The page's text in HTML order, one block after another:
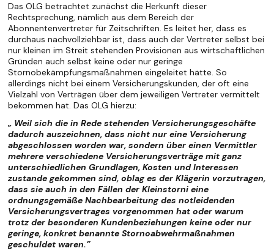
Das OLG betrachtet zunächst die Herkunft dieser
Rechtsprechung, nämlich aus dem Bereich der
Abonnentenvertreter für Zeitschriften. Es leitet her, dass es
durchaus nachvollziehbar ist, dass auch der Vertreter selbst bei
nur kleinen im Streit stehenden Provisionen aus wirtschaftlichen
Gründen auch selbst keine oder nur geringe
Stornobekämpfungsmaßnahmen eingeleitet hätte. So
allerdings nicht bei einem Versicherungskunden, der oft eine
Vielzahl von Verträgen über dem jeweiligen Vertreter vermittelt
bekommen hat. Das OLG hierzu:
„ Weil sich die in Rede stehenden Versicherungsgeschäfte
dadurch auszeichnen, dass nicht nur eine Versicherung
abgeschlossen worden war, sondern über einen Vermittler
mehrere verschiedene Versicherungsverträge mit ganz
unterschiedlichen Grundlagen, Kosten und Interessen
zustande gekommen sind, oblag es der Klägerin vorzutragen,
dass sie auch in den Fällen der Kleinstorni eine
ordnungsgemäße Nachbearbeitung des notleidenden
Versicherungsvertrages vorgenommen hat oder warum
trotz der besonderen Kundenbeziehungen keine oder nur
geringe, konkret benannte Stornoabwehrmaßnahmen
geschuldet waren.”